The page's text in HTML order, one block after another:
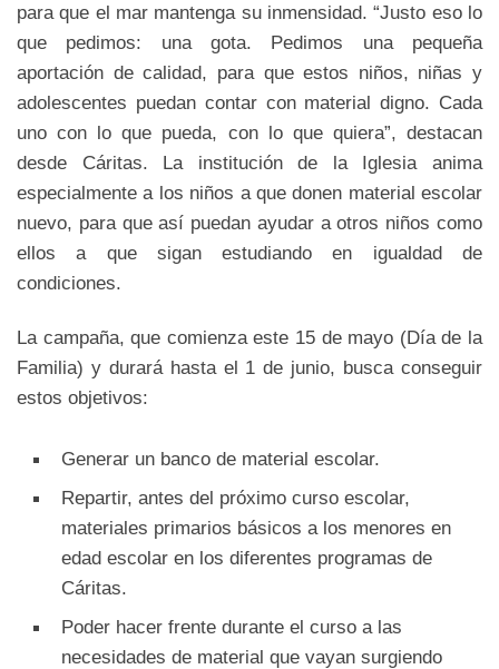
para que el mar mantenga su inmensidad. “Justo eso lo
que pedimos: una gota. Pedimos una pequeña
aportación de calidad, para que estos niños, niñas y
adolescentes puedan contar con material digno. Cada
uno con lo que pueda, con lo que quiera”, destacan
desde Cáritas. La institución de la Iglesia anima
especialmente a los niños a que donen material escolar
nuevo, para que así puedan ayudar a otros niños como
ellos a que sigan estudiando en igualdad de
condiciones.
La campaña, que comienza este 15 de mayo (Día de la
Familia) y durará hasta el 1 de junio, busca conseguir
estos objetivos:
Generar un banco de material escolar.
Repartir, antes del próximo curso escolar,
materiales primarios básicos a los menores en
edad escolar en los diferentes programas de
Cáritas.
Poder hacer frente durante el curso a las
necesidades de material que vayan surgiendo